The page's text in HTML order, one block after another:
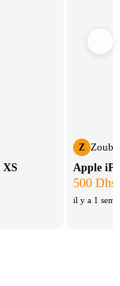
XS
Z
Apple
500 Dhs
il y a 1